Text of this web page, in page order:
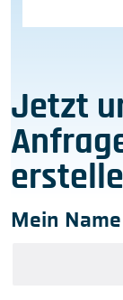
Jetzt
Mein Name